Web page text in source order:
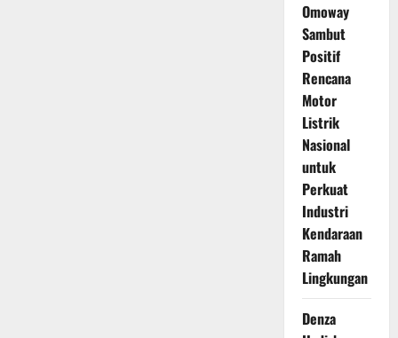
Omoway
Sambut
Positif
Rencana
Motor
Listrik
Nasional
untuk
Perkuat
Industri
Kendaraan
Ramah
Lingkungan
Denza